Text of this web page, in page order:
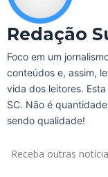
Redação
Foco em um
conteúdos e, assim,
vida dos leitores.
SC. Não é
sendo qualidade!
Receba outras